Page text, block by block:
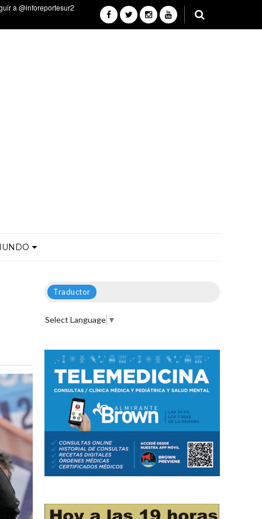
Traductor
Select Language ▼